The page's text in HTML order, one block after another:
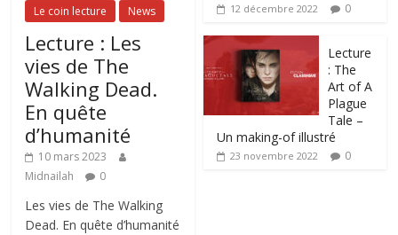
Le coin lecture News
Lecture : Les
vies de The
Walking Dead.
En quête
d’humanité
10 mars 2023
Midnailah
0
Les vies de The Walking
Dead. En quête d’humanité
12 décembre 2022 0
Lecture
: The
Art of A
Plague
Tale –
Un making-of illustré
23 novembre 2022 0